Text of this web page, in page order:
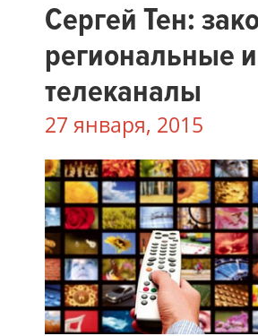
Сергей Тен:
региональные
телеканалы
27 января, 2015